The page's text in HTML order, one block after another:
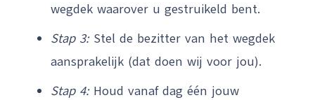
wegdek waarover u gestruikeld bent.
Stap 3:Stel de bezitter van het wegdek
aansprakelijk (dat doen wij voor jou).
Stap 4:Houd vanaf dag één jouw